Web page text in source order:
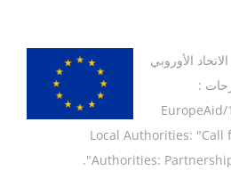
الأوروبي
:
Local Authorities: "Call
Authorities: